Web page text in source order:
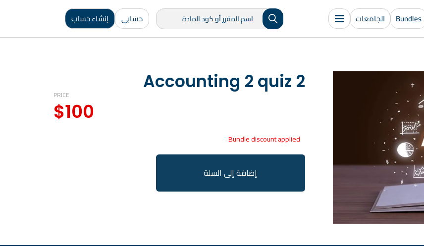
Bundles الجامعات حسابي إنشاء حساب
Accounting 2 quiz 2
PRICE
$100
Bundle discount applied
إضافة إلى السلة